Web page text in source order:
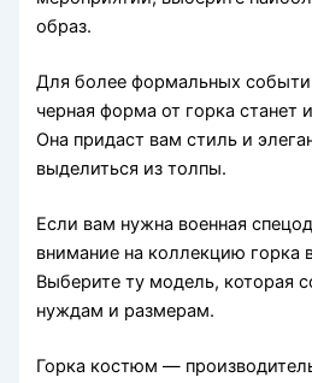
образ.
Для более формальных
черная форма от горка
Она придаст вам стиль и
выделиться из толпы.
Если вам нужна военная
внимание на коллекцию горка
Выберите ту модель, которая
нуждам и размерам.
Горка костюм —